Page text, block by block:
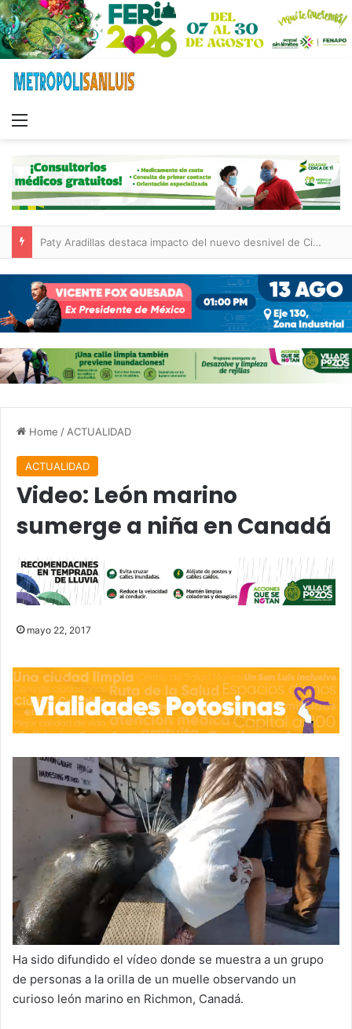
Paty Aradillas destaca impacto del nuevo desnivel de Circuito Potosí en la movilidad de Villa de Pozos
Home / ACTUALIDAD
ACTUALIDAD
Video: León marino
sumerge a niña en Canadá
mayo 22, 2017
Ha sido difundido el vídeo donde se muestra a un grupo
de personas a la orilla de un muelle observando un
curioso león marino en Richmon, Canadá.